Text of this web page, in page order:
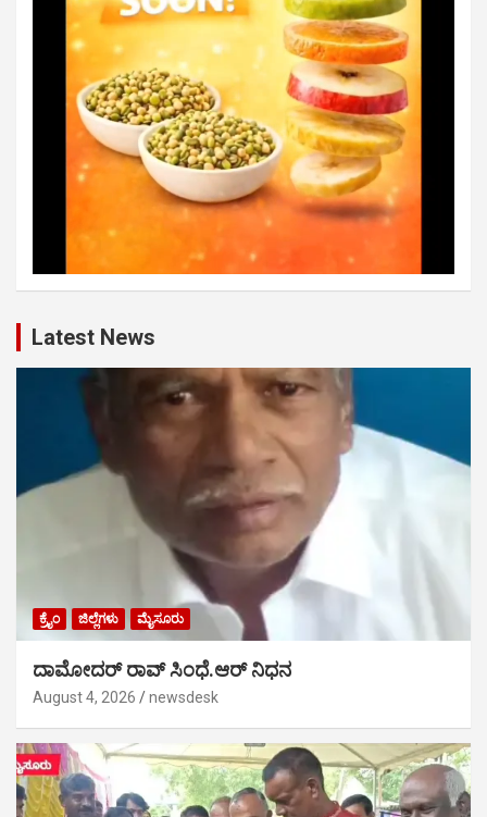
Latest News
ಕ್ರೈಂ ಜಿಲ್ಲೆಗಳು ಮೈಸೂರು
ದಾಮೋದರ್ ರಾವ್ ಸಿಂಧೆ.ಆರ್ ನಿಧನ
August 4, 2026 newsdesk